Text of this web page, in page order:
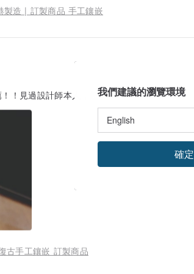
製造 | 訂製商品 手工鑲嵌
！見過設計師本人，超Nice! ?
古手工鑲嵌 訂製商品
我們建議的瀏覽環境
確定